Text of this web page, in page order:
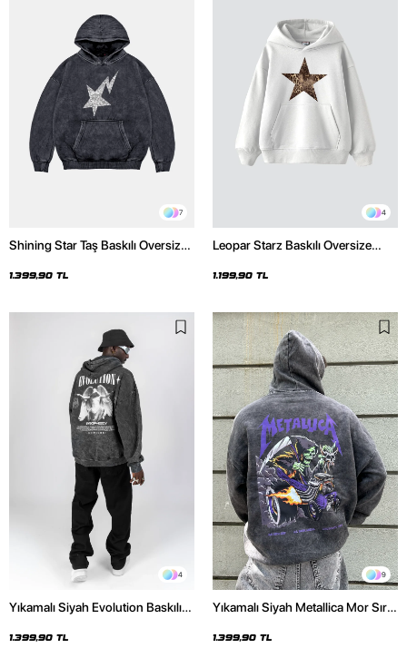
7
Shining Star Taş Baskılı Oversize
Hoodie
1.399,90 TL
4
Leopar Starz Baskılı Oversize
1.199,90 TL
4
Yıkamalı Siyah Evolution Baskılı
Hoodie
1.399,90 TL
9
Yıkamalı Siyah Metallica Mor Sırt
Hoodie
1.399,90 TL